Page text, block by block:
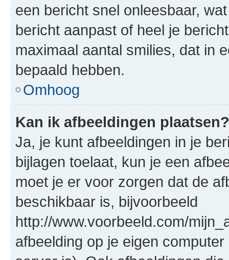
een bericht snel onleesbaar,
bericht aanpast of heel je
maximaal aantal smilies, dat in
bepaald hebben.
Omhoog
Kan ik afbeeldingen plaatsen?
Ja, je kunt afbeeldingen in je
bijlagen toelaat, kun je een
moet je er voor zorgen dat de
beschikbaar is, bijvoorbeeld
http://www.voorbeeld.com/
afbeelding op je eigen